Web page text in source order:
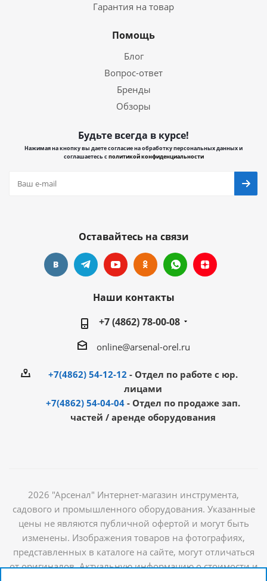
Гарантия на товар
Помощь
Блог
Вопрос-ответ
Бренды
Обзоры
Будьте всегда в курсе!
Нажимая на кнопку вы даете согласие на обработку персональных данных и
соглашаетесь сполитикой конфиденциальности
Оставайтесь на связи
Наши контакты
+7 (4862) 78-00-08
online@arsenal-orel.ru
+7(4862) 54-12-12 - Отдел по работе с юр.
лицами
+7(4862) 54-04-04 - Отдел по продаже зап.
частей / аренде оборудования
2026 "Арсенал" Интернет-магазин инструмента,
садового и промышленного оборудования. Указанные
цены не являются публичной офертой и могут быть
изменены. Изображения товаров на фотографиях,
представленных в каталоге на сайте, могут отличаться
от оригиналов. Актуальную информацию о стоимости и